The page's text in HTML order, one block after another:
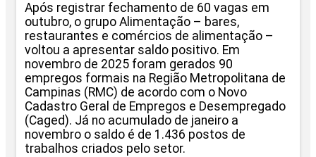
Após registrar fechamento de 60 vagas em
outubro, o grupo Alimentação – bares,
restaurantes e comércios de alimentação –
voltou a apresentar saldo positivo. Em
novembro de 2025 foram gerados 90
empregos formais na Região Metropolitana de
Campinas (RMC) de acordo com o Novo
Cadastro Geral de Empregos e Desempregado
(Caged). Já no acumulado de janeiro a
novembro o saldo é de 1.436 postos de
trabalhos criados pelo setor.